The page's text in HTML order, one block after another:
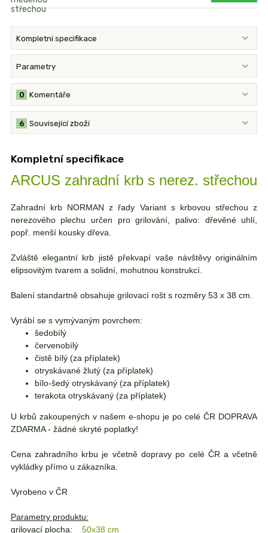
Kompletní specifikace
Parametry
Komentáře
0
Související zboží
6
Kompletní specifikace
ARCUS zahradní krb s nerez. střechou
Zahradní krb NORMAN z řady Variant s krbovou střechou z
nerezového plechu určen pro grilování, palivo: dřevěné uhlí,
popř. menší kousky dřeva.
Zvláště elegantní krb jistě překvapí vaše návštěvy originálním
elipsovitým tvarem a solidní, mohutnou konstrukcí.
Balení standartně obsahuje grilovací rošt s rozměry 53 x 38 cm.
Vyrábí se s vymývaným povrchem:
šedobílý
červenobílý
čistě bílý (za příplatek)
otryskávané žlutý (za příplatek)
bílo-šedý otryskávaný (za příplatek)
terakota otryskávaný (za příplatek)
U krbů zakoupených v našem e-shopu je po celé ČR DOPRAVA
ZDARMA - žádné skryté poplatky!
Cena zahradního krbu je včetně dopravy po celé ČR a včetně
vykládky přímo u zákazníka.
Vyrobeno v ČR
Parametry produktu:
grilovací plocha:
50x38 cm